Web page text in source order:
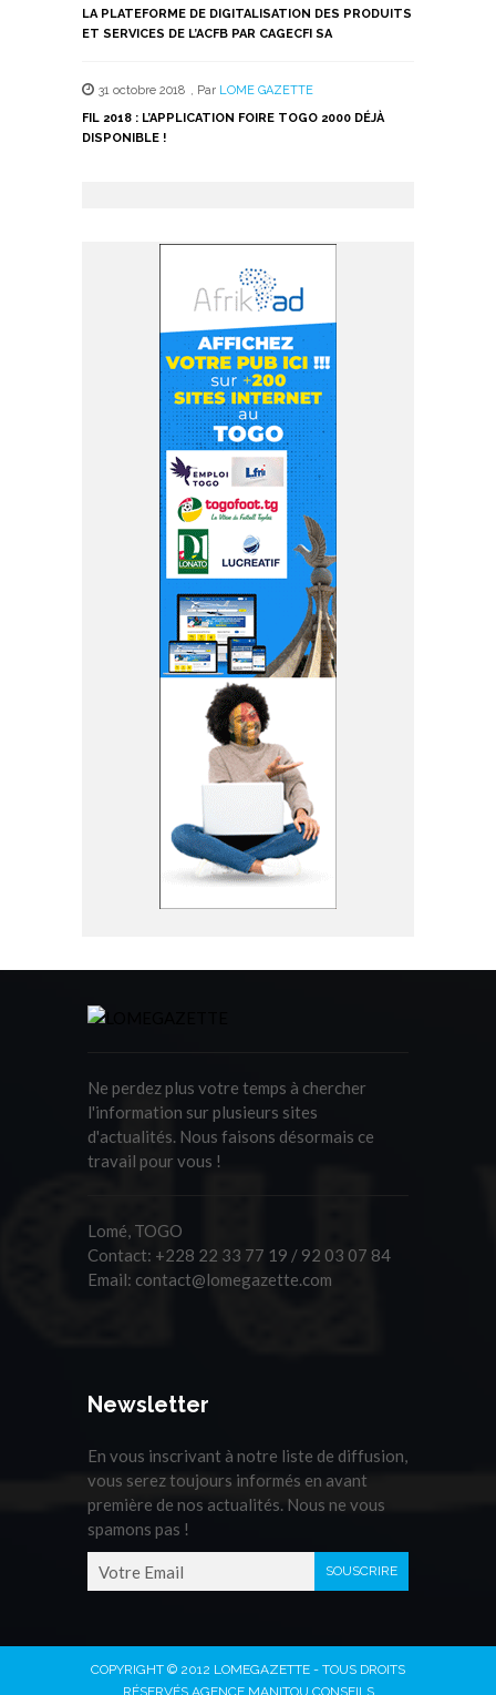
LA PLATEFORME DE DIGITALISATION DES PRODUITS
ET SERVICES DE L’ACFB PAR CAGECFI SA
31 octobre 2018 , Par LOME GAZETTE
FIL 2018 : L’APPLICATION FOIRE TOGO 2000 DÉJÀ
DISPONIBLE !
Ne perdez plus votre temps à chercher
l'information sur plusieurs sites
d'actualités. Nous faisons désormais ce
travail pour vous !
Lomé, TOGO
Contact: +228 22 33 77 19 / 92 03 07 84
Email: contact@lomegazette.com
Newsletter
En vous inscrivant à notre liste de diffusion,
vous serez toujours informés en avant
première de nos actualités. Nous ne vous
spamons pas !
COPYRIGHT © 2012 LOMEGAZETTE - TOUS DROITS